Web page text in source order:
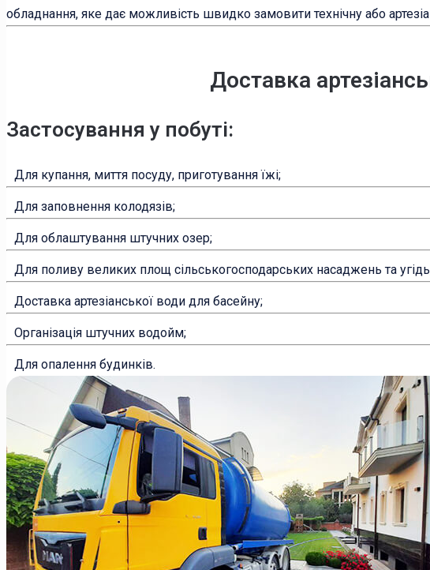
обладнання, яке дає можливість швидко замовити технічну або
Доставка
Застосування у побуті:
Для купання, миття посуду, приготування їжі;
Для заповнення колодязів;
Для облаштування штучних озер;
Для поливу великих площ сільськогосподарських насаджень та
Доставка артезіанської води для басейну;
Організація штучних водойм;
Для опалення будинків.